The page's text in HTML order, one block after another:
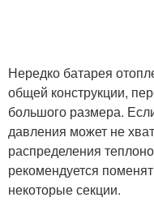
Нередко батарея
общей конструкции,
большого размера.
давления может не
распределения
рекомендуется
некоторые секции.